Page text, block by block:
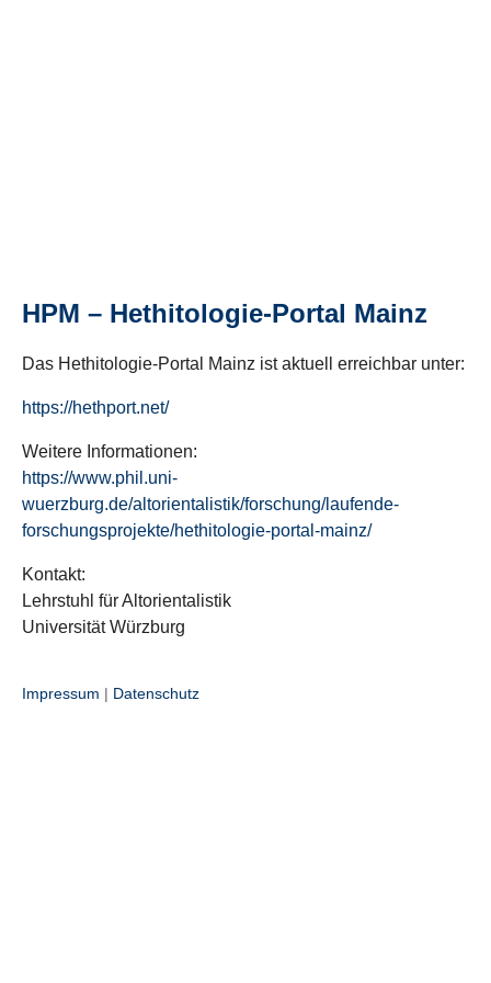
HPM – Hethitologie-Portal Mainz
Das Hethitologie-Portal Mainz ist aktuell erreichbar unter:
https://hethport.net/
Weitere Informationen:
https://www.phil.uni-
wuerzburg.de/altorientalistik/forschung/laufende-
forschungsprojekte/hethitologie-portal-mainz/
Kontakt:
Lehrstuhl für Altorientalistik
Universität Würzburg
Impressum | Datenschutz